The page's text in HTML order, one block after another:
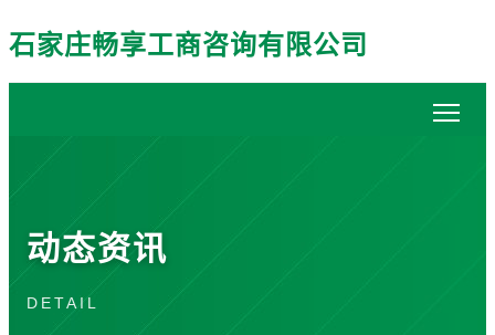
石家庄畅享工商咨询有限公司
动态资讯
DETAIL